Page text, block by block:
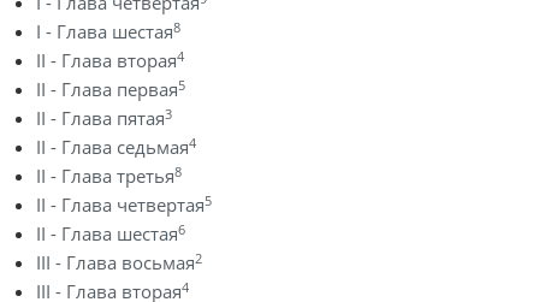
I - Глава шестая8
II - Глава вторая4
II - Глава первая5
II - Глава пятая3
II - Глава седьмая4
II - Глава третья8
II - Глава четвертая5
II - Глава шестая6
III - Глава восьмая2
III - Глава вторая4